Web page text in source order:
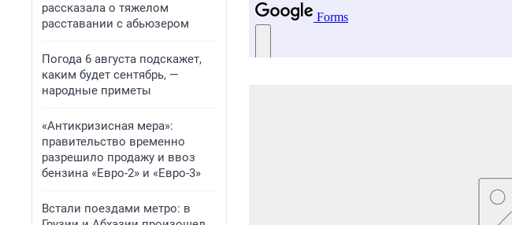
рассказала о тяжелом
расставании с абьюзером
Погода 6 августа подскажет,
каким будет сентябрь, —
народные приметы
«Антикризисная мера»:
правительство временно
разрешило продажу и ввоз
бензина «Евро-2» и «Евро-3»
Встали поездами метро: в